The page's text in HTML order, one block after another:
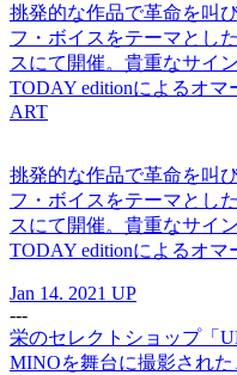
挑発的な作品で革命を叫
フ・ボイスをテーマとし
スにて開催。貴重なサイ
TODAY editionによるオマ
ART
挑発的な作品で革命を叫
フ・ボイスをテーマとし
スにて開催。貴重なサイ
TODAY editionによるオマ
Jan 14. 2021 UP
---
栄のセレクトショップ「
MINOを舞台に撮影され